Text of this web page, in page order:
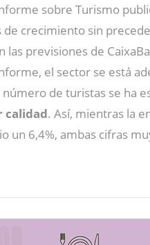
sobre Turismo
de crecimiento sin
las previsiones de
el sector se está
de turistas se ha
calidad. Así, mientras la
un 6,4%, ambas cifras